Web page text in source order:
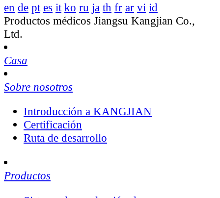
en de pt es it ko ru ja th fr ar vi id
Productos médicos Jiangsu Kangjian Co.,
Ltd.
Casa
Sobre nosotros
Introducción a KANGJIAN
Certificación
Ruta de desarrollo
Productos